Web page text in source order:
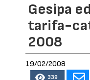
Gesipa
tarifa-
2008
19/02/2008
339